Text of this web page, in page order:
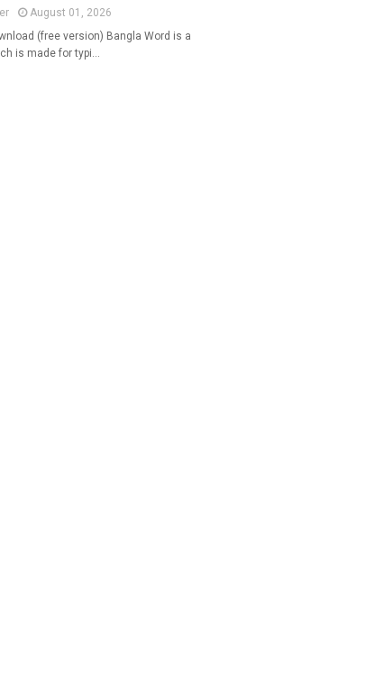
August 01, 2026
(free version) Bangla Word is a
is made for typi…